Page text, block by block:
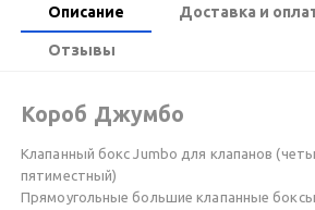
Описание Доставка и
Отзывы
Короб Джумбо
Клапанный бокс Jumbo для клапанов
пятиместный)
Прямоугольные большие клапанные